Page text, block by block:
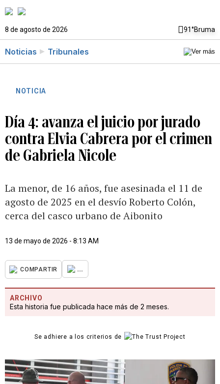
8 de agosto de 2026 91°Bruma
Noticias Tribunales
NOTICIA
Día 4: avanza el juicio por jurado
contra Elvia Cabrera por el crimen
de Gabriela Nicole
La menor, de 16 años, fue asesinada el 11 de
agosto de 2025 en el desvío Roberto Colón,
cerca del casco urbano de Aibonito
13 de mayo de 2026 - 8:13 AM
COMPARTIR ...
ARCHIVO
Esta historia fue publicada hace más de 2 meses.
Se adhiere a los criterios de